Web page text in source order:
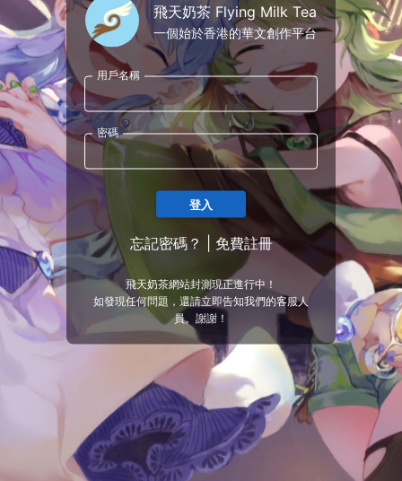
飛天奶茶 Flying Milk Tea
一個始於香港的華文創作平台
用戶名稱
密碼
登入
忘記密碼？ 免費註冊
飛天奶茶網站封測現正進行中！
如發現任何問題，還請立即告知我們的客服人
員。謝謝！